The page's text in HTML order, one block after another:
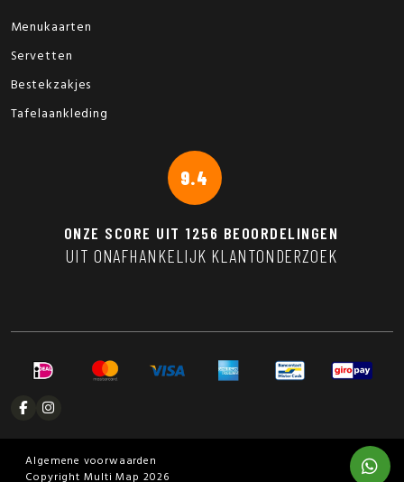
Menukaarten
Servetten
Bestekzakjes
Tafelaankleding
9.4
ONZE SCORE UIT 1256 BEOORDELINGEN
UIT ONAFHANKELIJK KLANTONDERZOEK
Algemene voorwaarden
Copyright Multi Map 2026